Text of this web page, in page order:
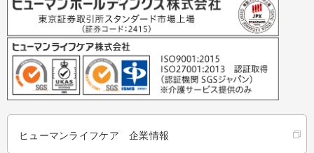
ヒューマンライフケア 企業情報